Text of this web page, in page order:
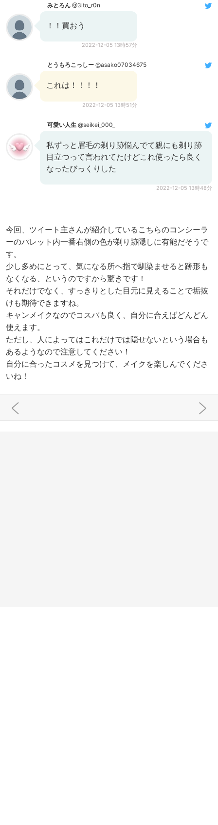
みとろん @3ito_r0n
！！買おう
2022-12-05 13時57分
とうもろこっしー @asako07034675
これは！！！！
2022-12-05 13時51分
可愛い人生 @seikei_000_
私ずっと眉毛の剃り跡悩んでて親にも剃り跡
目立つって言われてたけどこれ使ったら良く
なったびっくりした
2022-12-05 13時48分
今回、ツイート主さんが紹介しているこちらのコンシーラ
ーのパレット内一番右側の色が剃り跡隠しに有能だそうで
す。
少し多めにとって、気になる所へ指で馴染ませると跡形も
なくなる、というのですから驚きです！
それだけでなく、すっきりとした目元に見えることで垢抜
けも期待できますね。
キャンメイクなのでコスパも良く、自分に合えばどんどん
使えます。
ただし、人によってはこれだけでは隠せないという場合も
あるようなので注意してください！
自分に合ったコスメを見つけて、メイクを楽しんでくださ
いね！